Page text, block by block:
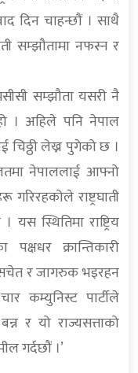
दिन चाहन्छौं । साथै
सम्झौतामा नफस्न र
सम्झौता यसरी नै
। अहिले पनि नेपाल
चिठ्ठी लेख्न पुगेको छ ।
नेपाललाई आफ्नो
गरिरहकोले राष्ट्रघाती
स्थितिमा राष्ट्रिय
पक्षधर क्रान्तिकारी
र जागरुक भइरहन
कम्युनिस्ट पार्टीले
र यो राज्यसत्ताको
गर्दछौं ।’